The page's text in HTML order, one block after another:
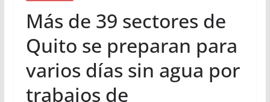
Más de 39 sectores de
Quito se preparan para
varios días sin agua por
trabajos de